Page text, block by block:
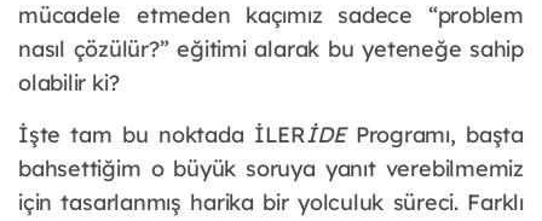
mücadele etmeden kaçımız sadece “problem
nasıl çözülür?” eğitimi alarak bu yeteneğe sahip
olabilir ki?
İşte tam bu noktada İLERİDE Programı, başta
bahsettiğim o büyük soruya yanıt verebilmemiz
için tasarlanmış harika bir yolculuk süreci. Farklı